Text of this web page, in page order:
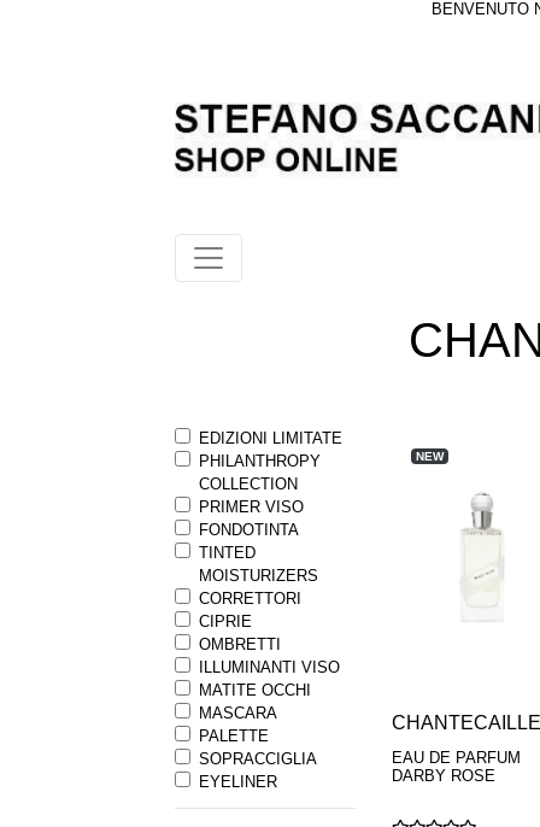
BENVENUTO
EDIZIONI LIMITATE
PHILANTHROPY
COLLECTION
PRIMER VISO
FONDOTINTA
TINTED
MOISTURIZERS
CORRETTORI
CIPRIE
OMBRETTI
ILLUMINANTI VISO
MATITE OCCHI
MASCARA
PALETTE
SOPRACCIGLIA
EYELINER
ROSSETTI
NEW
CHANTECAILLE
EAU DE PARFUM
DARBY ROSE